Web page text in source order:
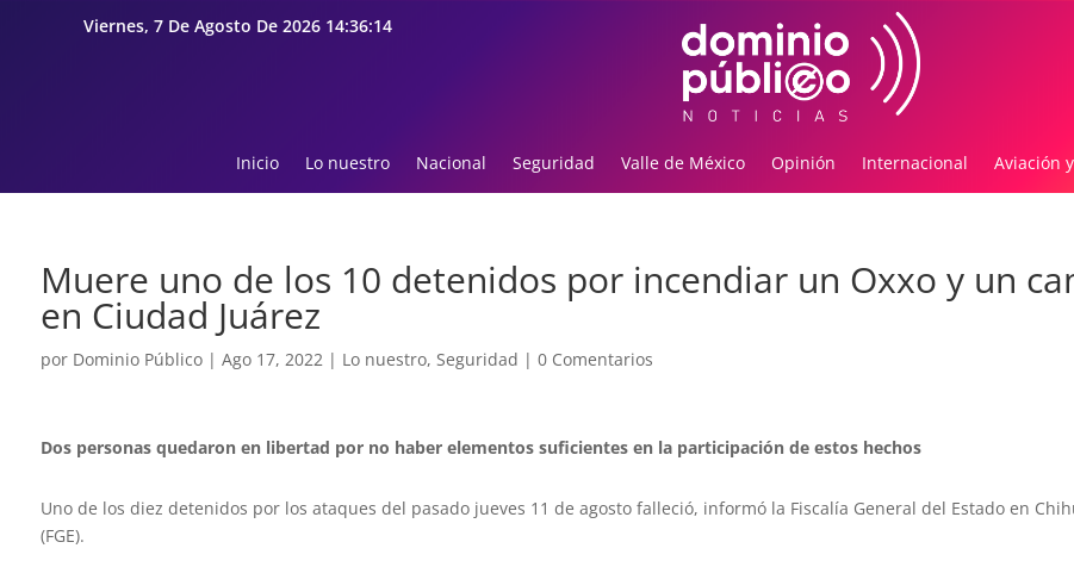
Viernes, 7 De Agosto De 2026 14:36:15
Inicio Lo nuestro Nacional Seguridad Valle de México Opinión Internacional Aviación
Muere uno de los 10 detenidos por incendiar un Oxxo y un
en Ciudad Juárez
por Dominio Público| Ago 17, 2022| Lo nuestro, Seguridad | 0 Comentarios
Dos personas quedaron en libertad por no haber elementos suficientes en la participación de estos hechos
Uno de los diez detenidos por los ataques del pasado jueves 11 de agosto falleció, informó la Fiscalía General del Estado en
(FGE).